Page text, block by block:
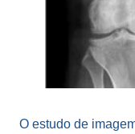
O estudo de